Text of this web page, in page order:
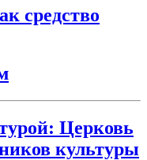
средство
Церковь
культуры